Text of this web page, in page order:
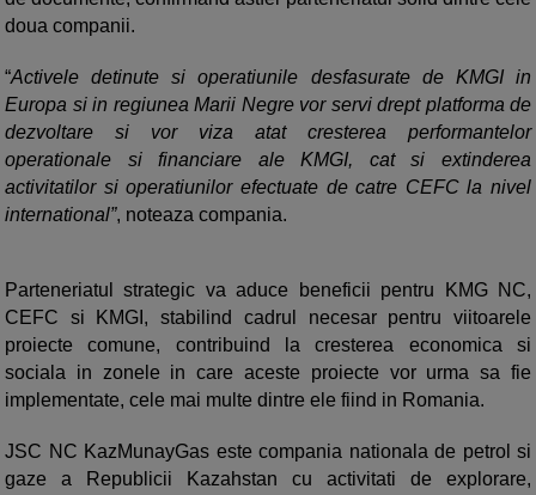
doua companii.
“Activele detinute si operatiunile desfasurate de KMGI in
Europa si in regiunea Marii Negre vor servi drept platforma de
dezvoltare si vor viza atat cresterea performantelor
operationale si financiare ale KMGI, cat si extinderea
activitatilor si operatiunilor efectuate de catre CEFC la nivel
international”, noteaza compania.
Parteneriatul strategic va aduce beneficii pentru KMG NC,
CEFC si KMGI, stabilind cadrul necesar pentru viitoarele
proiecte comune, contribuind la cresterea economica si
sociala in zonele in care aceste proiecte vor urma sa fie
implementate, cele mai multe dintre ele fiind in Romania.
JSC NC KazMunayGas este compania nationala de petrol si
gaze a Republicii Kazahstan cu activitati de explorare,